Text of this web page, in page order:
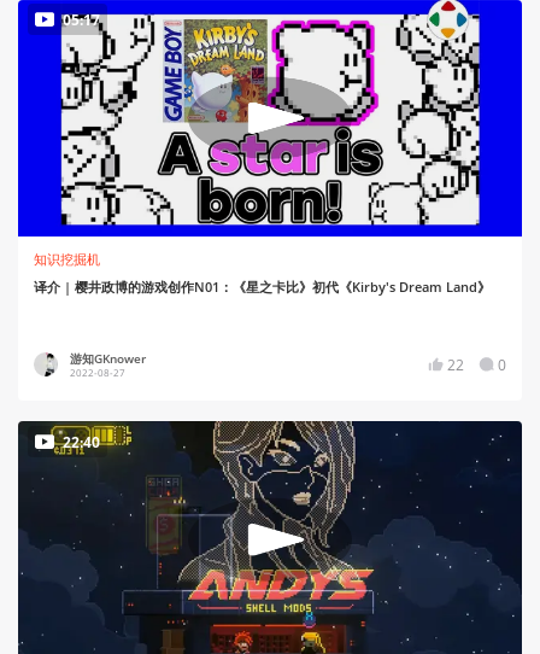
05:17
知识挖掘机
译介 | 樱井政博的游戏创作N01：《星之卡比》初代《Kirby's Dream Land》
游知GKnower
2022-08-27 22 0
22:40